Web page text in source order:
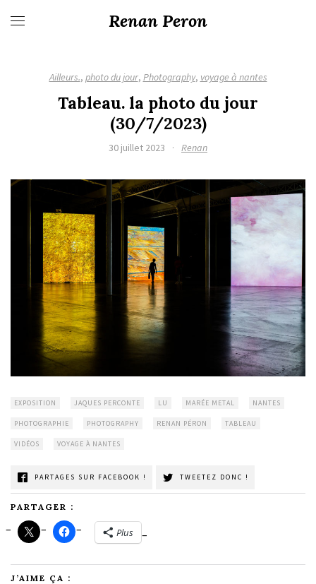
Renan Peron
Ailleurs., photo du jour, Photography, voyage à nantes
Tableau. la photo du jour
(30/7/2023)
30 juillet 2023 · Renan
EXPOSITION JAQUES PERCONTE LU MARÉE METAL NANTES
PHOTOGRAPHIE PHOTOGRAPHY RENAN PÉRON TABLEAU
VIDÉOS VOYAGE À NANTES
PARTAGES SUR FACEBOOK ! TWEETEZ DONC !
PARTAGER :
Plus
J’AIME ÇA :